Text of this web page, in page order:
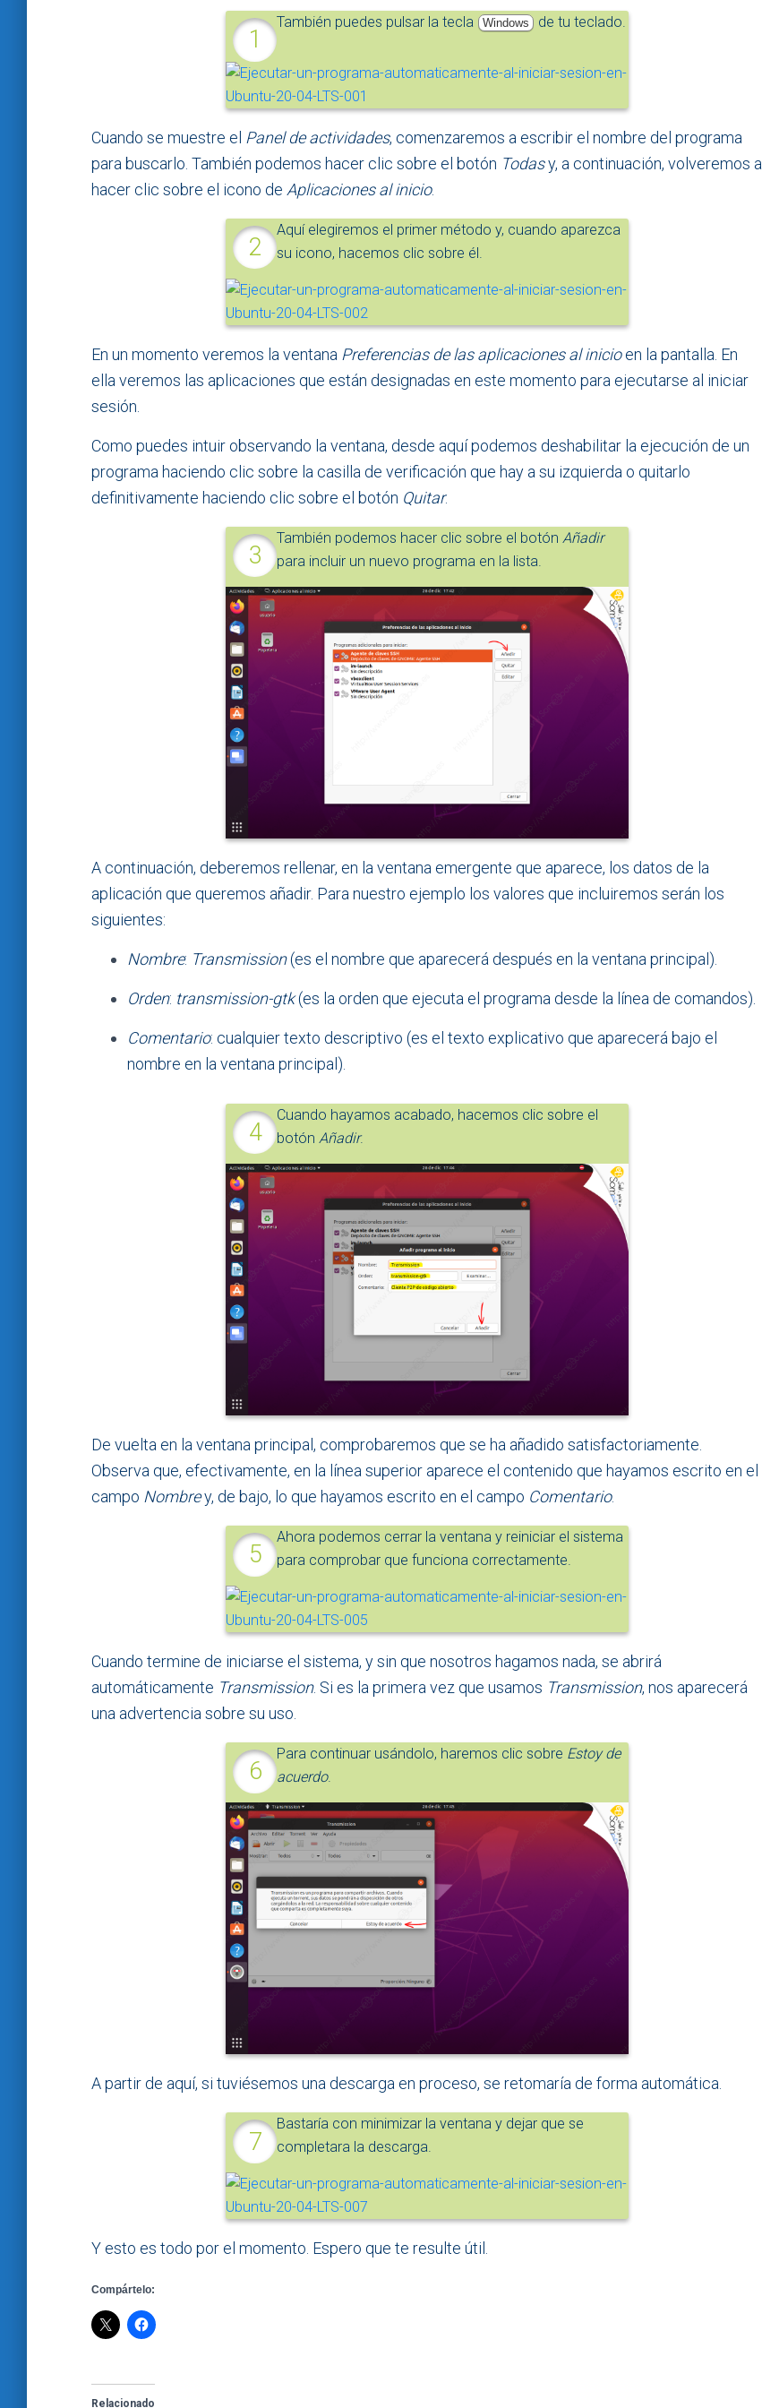
También puedes pulsar la tecla Windows de tu teclado.
Cuando se muestre el Panel de actividades, comenzaremos a escribir el nombre del programa
para buscarlo. También podemos hacer clic sobre el botón Todasy, a continuación, volveremos a
hacer clic sobre el icono de Aplicaciones al inicio.
Aquí elegiremos el primer método y, cuando aparezca
su icono, hacemos clic sobre él.
En un momento veremos la ventana Preferencias de las aplicaciones al inicioen la pantalla. En
ella veremos las aplicaciones que están designadas en este momento para ejecutarse al iniciar
sesión.
Como puedes intuir observando la ventana, desde aquí podemos deshabilitar la ejecución de un
programa haciendo clic sobre la casilla de verificación que hay a su izquierda o quitarlo
definitivamente haciendo clic sobre el botón Quitar.
También podemos hacer clic sobre el botón Añadir
para incluir un nuevo programa en la lista.
A continuación, deberemos rellenar, en la ventana emergente que aparece, los datos de la
aplicación que queremos añadir. Para nuestro ejemplo los valores que incluiremos serán los
siguientes:
Nombre: Transmission(es el nombre que aparecerá después en la ventana principal).
Orden: transmission-gtk(es la orden que ejecuta el programa desde la línea de comandos).
Comentario: cualquier texto descriptivo (es el texto explicativo que aparecerá bajo el
nombre en la ventana principal).
Cuando hayamos acabado, hacemos clic sobre el
botón Añadir.
De vuelta en la ventana principal, comprobaremos que se ha añadido satisfactoriamente.
Observa que, efectivamente, en la línea superior aparece el contenido que hayamos escrito en el
campo Nombrey, de bajo, lo que hayamos escrito en el campo Comentario.
Ahora podemos cerrar la ventana y reiniciar el sistema
para comprobar que funciona correctamente.
Cuando termine de iniciarse el sistema, y sin que nosotros hagamos nada, se abrirá
automáticamente Transmission. Si es la primera vez que usamos Transmission, nos aparecerá
una advertencia sobre su uso.
Para continuar usándolo, haremos clic sobre Estoy de
acuerdo.
A partir de aquí, si tuviésemos una descarga en proceso, se retomaría de forma automática.
Bastaría con minimizar la ventana y dejar que se
completara la descarga.
Y esto es todo por el momento. Espero que te resulte útil.
Compártelo:
Relacionado